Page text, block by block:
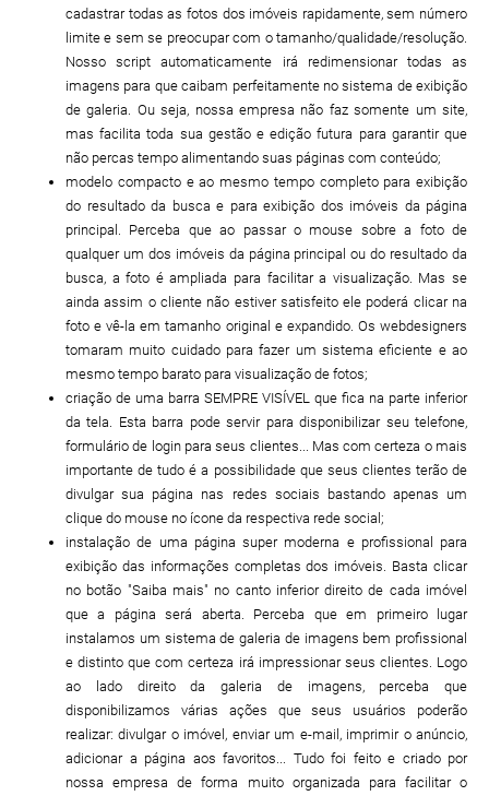
cadastrar todas as fotos dos imóveis rapidamente, sem número
limite e sem se preocupar com o tamanho/qualidade/resolução.
Nosso script automaticamente irá redimensionar todas as
imagens para que caibam perfeitamente no sistema de exibição
de galeria. Ou seja, nossa empresa não faz somente um site,
mas facilita toda sua gestão e edição futura para garantir que
não percas tempo alimentando suas páginas com conteúdo;
modelo compacto e ao mesmo tempo completo para exibição
do resultado da busca e para exibição dos imóveis da página
principal. Perceba que ao passar o mouse sobre a foto de
qualquer um dos imóveis da página principal ou do resultado da
busca, a foto é ampliada para facilitar a visualização. Mas se
ainda assim o cliente não estiver satisfeito ele poderá clicar na
foto e vê-la em tamanho original e expandido. Os webdesigners
tomaram muito cuidado para fazer um sistema eficiente e ao
mesmo tempo barato para visualização de fotos;
criação de uma barra SEMPRE VISÍVEL que fica na parte inferior
da tela. Esta barra pode servir para disponibilizar seu telefone,
formulário de login para seus clientes... Mas com certeza o mais
importante de tudo é a possibilidade que seus clientes terão de
divulgar sua página nas redes sociais bastando apenas um
clique do mouse no ícone da respectiva rede social;
instalação de uma página super moderna e profissional para
exibição das informações completas dos imóveis. Basta clicar
no botão "Saiba mais" no canto inferior direito de cada imóvel
que a página será aberta. Perceba que em primeiro lugar
instalamos um sistema de galeria de imagens bem profissional
e distinto que com certeza irá impressionar seus clientes. Logo
ao lado direito da galeria de imagens, perceba que
disponibilizamos várias ações que seus usuários poderão
realizar: divulgar o imóvel, enviar um e-mail, imprimir o anúncio,
adicionar a página aos favoritos... Tudo foi feito e criado por
nossa empresa de forma muito organizada para facilitar o